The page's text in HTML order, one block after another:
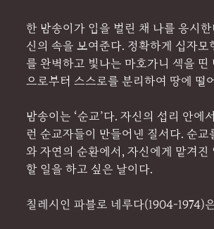
한 밤송이가 입을 벌린 채 나를 응시
신의 속을 보여준다. 정확하게 십자
를 완벽하고 빛나는 마호가니 색을
으로부터 스스로를 분리하여 땅에 떨
밤송이는 ‘순교’다. 자신의 섭리 안에
런 순교자들이 만들어낸 질서다. 순
와 자연의 순환에서, 자신에게 맡겨
할 일을 하고 싶은 날이다.
칠레시인 파블로 네루다(1904-1974)